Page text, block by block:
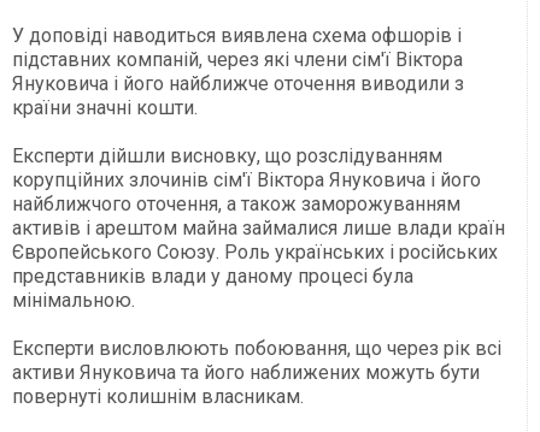
У доповіді наводиться виявлена ​​схема офшорів і
підставних компаній, через які члени сім'ї Віктора
Януковича і його найближче оточення виводили з
країни значні кошти.
Експерти дійшли висновку, що розслідуванням
корупційних злочинів сім'ї Віктора Януковича і його
найближчого оточення, а також заморожуванням
активів і арештом майна займалися лише влади країн
Європейського Союзу. Роль українських і російських
представників влади у даному процесі була
мінімальною.
Експерти висловлюють побоювання, що через рік всі
активи Януковича та його наближених можуть бути
повернуті колишнім власникам.